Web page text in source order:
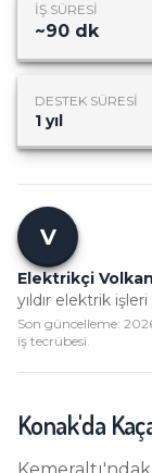
İŞ SÜRESI
~90 dk
DESTEK SÜRESI
1 yıl
V
Elektrikçi
yıldır elektrik
Son güncelleme:
iş tecrübesi.
Konak'da